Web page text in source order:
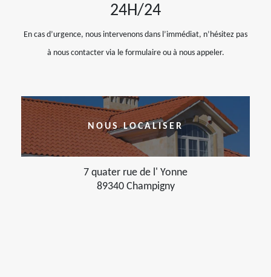
24H/24
En cas d’urgence, nous intervenons dans l’immédiat, n’hésitez pas
à nous contacter via le formulaire ou à nous appeler.
NOUS LOCALISER
7 quater rue de l' Yonne
89340 Champigny